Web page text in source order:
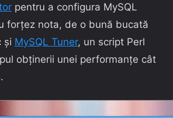
pentru a configura MySQL
forțez nota, de o bună bucată
și MySQL Tuner, un script Perl
obținerii unei performanțe cât